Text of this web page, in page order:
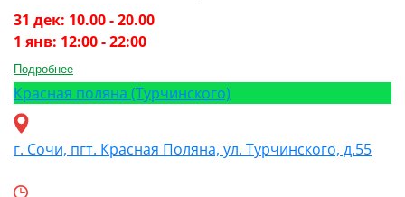
31 дек: 10.00 - 20.00
1 янв: 12:00 - 22:00
Подробнее
Красная поляна (Турчинского)
г. Сочи, пгт. Красная Поляна, ул. Турчинского, д.55